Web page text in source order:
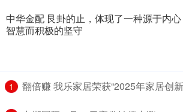
中华金配 艮卦的止，体现了一种源于内心
智慧而积极的坚守
1 翻倍赚 我乐家居荣获“2025年家居创